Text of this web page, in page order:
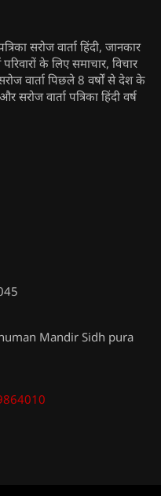
सरोज वार्ता हिंदी, जानकार
के लिए समाचार, विचार
वार्ता पिछले 8 वर्षों से देश के
सरोज वार्ता पत्रिका हिंदी वर्ष
Mandir Sidh pura